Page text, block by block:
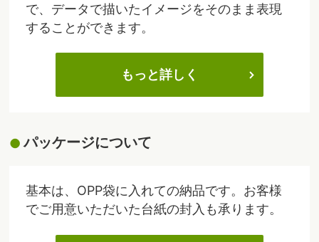
で、データで描いたイメージをそのまま表現
することができます。
もっと詳しく
パッケージについて
基本は、OPP袋に入れての納品です。お客様
でご用意いただいた台紙の封入も承ります。